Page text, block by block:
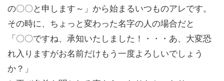
の〇〇と申します～」から始まるいつものアレです。
その時に、ちょっと変わった名字の人の場合だと
「〇〇ですね、承知いたしました！・・・あ、大変恐
れ入りますがお名前だけもう一度よろしいでしょう
か？」